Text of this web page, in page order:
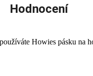
Hodnocení
Howies pásku na